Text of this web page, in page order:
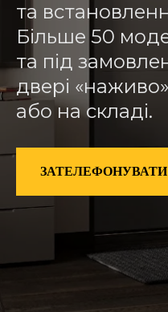
та
Більше 50
та під
двері
або на складі.
ЗАТЕЛЕФОНУВАТИ